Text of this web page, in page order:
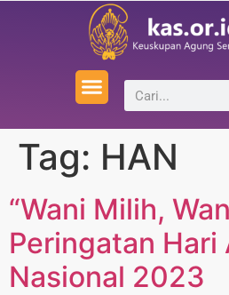
Tag: HAN
“Wani Milih,
Peringatan Hari
Nasional 2023